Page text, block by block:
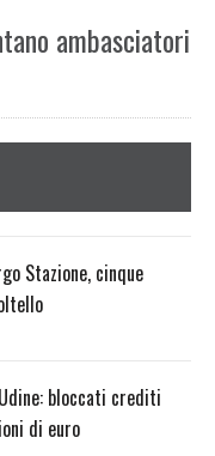
ambasciatori
Stazione, cinque
bloccati crediti
di euro